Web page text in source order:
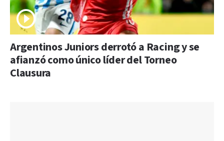
Argentinos Juniors derrotó a Racing y se
afianzó como único líder del Torneo
Clausura